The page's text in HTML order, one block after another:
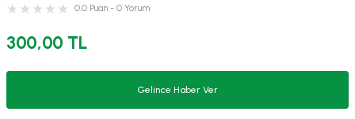
0.0 Puan - 0 Yorum
300,00 TL
Gelince Haber Ver